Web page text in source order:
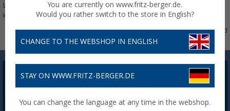
Lampen oder Kabel aufgehängt
werden.
Offener Innenzelthaken aus Polyamid
Berger Newsletter
You are currently on www.fritz-berger.de.
Would you rather switch to the store in English?
CHANGE TO THE WEBSHOP IN ENGLISH
STAY ON WWW.FRITZ-BERGER.DE
You can change the language at any time in the webshop.